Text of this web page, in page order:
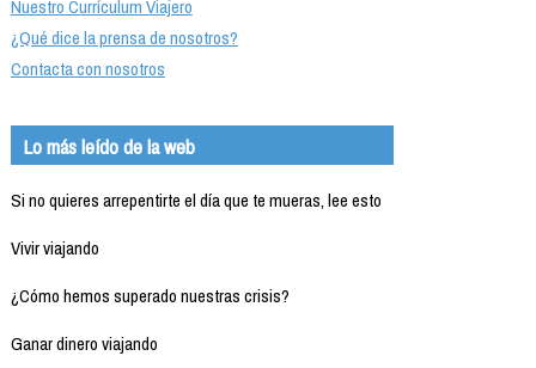
Nuestro Currículum Viajero
¿Qué dice la prensa de nosotros?
Contacta con nosotros
Lo más leído de la web
Si no quieres arrepentirte el día que te mueras, lee esto
Vivir viajando
¿Cómo hemos superado nuestras crisis?
Ganar dinero viajando